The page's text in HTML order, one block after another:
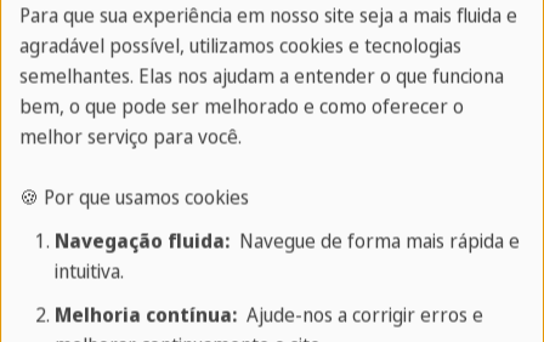
Compreende, fortalecer e despertar
expectativas
De que ambiente cultural vêm os novos
colegas?Qual é a sua motivação para vir para a
Alemanha? Quais são as diferenças relevantes
entre o sistema de saúde e a formação em seu
resolver ou evitar possíveis conflitos com os
Para que sua experiência em nosso site seja a mais fluida e
agradável possível, utilizamos cookies e tecnologias
semelhantes. Elas nos ajudam a entender o que funciona
bem, o que pode ser melhorado e como oferecer o
melhor serviço para você.
🍪 Por que usamos cookies
Navegação fluida:Navegue de forma mais rápida e
intuitiva.
Melhoria contínua:Ajude-nos a corrigir erros e